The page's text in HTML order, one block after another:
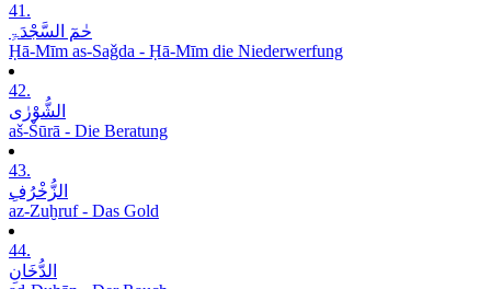
41.
حٰمٓ السَّجْدَۃِ
Ḥā-Mīm as-Saǧda - Ḥā-Mīm die Niederwerfung
42.
الشُّوْرٰی
aš-Šūrā - Die Beratung
43.
الزُّخْرُفِ
az-Zuḫruf - Das Gold
44.
الدُّخَانِ